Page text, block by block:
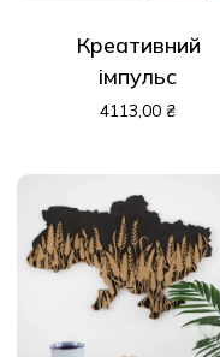
Креативний
імпульс
4113,00 ₴